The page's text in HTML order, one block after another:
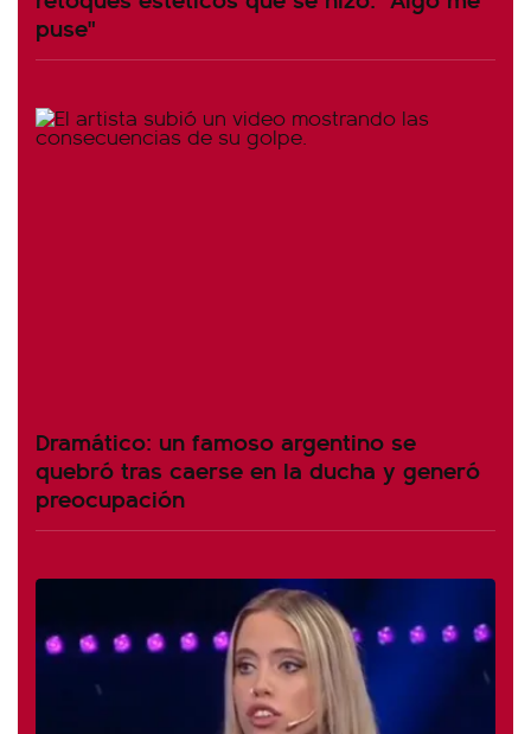
puse"
Dramático: un famoso argentino se
quebró tras caerse en la ducha y generó
preocupación